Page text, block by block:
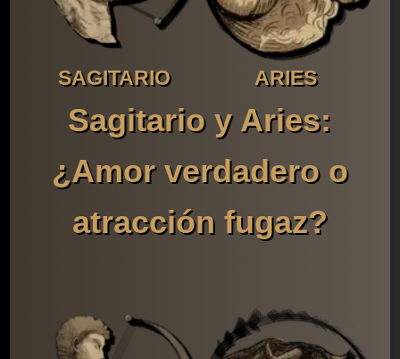
SAGITARIO ARIES
Sagitario y Aries:
¿Amor verdadero o
atracción fugaz?